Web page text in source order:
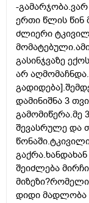
-
ერთი წლის წინ
ძლიერი
გასინჯვაზე
არ
დამინიშნა 3
შევასრულე და
შეიძლება
დიდი მადლობა